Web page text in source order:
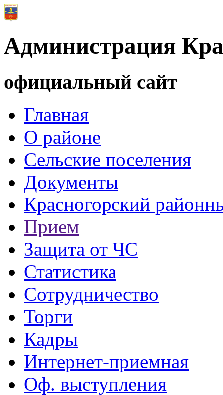
Администрация
официальный сайт
Главная
О районе
Сельские поселения
Документы
Красногорский
Прием
Защита от ЧС
Статистика
Сотрудничество
Торги
Кадры
Интернет-приемная
Оф. выступления